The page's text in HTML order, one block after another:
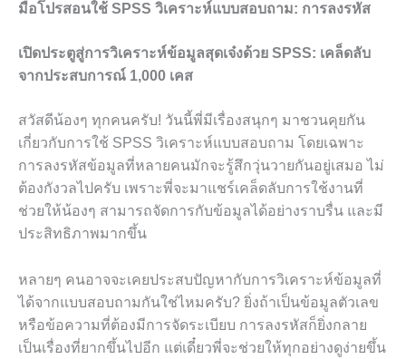
มือโปรสอนใช้ SPSS วิเคราะห์แบบสอบถาม: การลงรหัส
เปิดประตูสู่การวิเคราะห์ข้อมูลสุดเจ๋งด้วย SPSS: เคล็ดลับ
จากประสบการณ์ 1,000 เคส
สวัสดีน้องๆ ทุกคนครับ! วันนี้พี่มีเรื่องสนุกๆ มาชวนคุยกัน
เกี่ยวกับการใช้ SPSS วิเคราะห์แบบสอบถาม โดยเฉพาะ
การลงรหัสข้อมูลที่หลายคนมักจะรู้สึกวุ่นวายกันอยู่เสมอ ไม่
ต้องกังวลไปครับ เพราะพี่จะมาแชร์เคล็ดลับการใช้งานที่
ช่วยให้น้องๆ สามารถจัดการกับข้อมูลได้อย่างราบรื่น และมี
ประสิทธิภาพมากขึ้น
หลายๆ คนอาจจะเคยประสบปัญหากับการวิเคราะห์ข้อมูลที่
ได้จากแบบสอบถามกันใช่ไหมครับ? ยิ่งถ้าเป็นข้อมูลตัวเลข
หรือข้อความที่ต้องมีการจัดระเบียบ การลงรหัสก็ยิ่งกลาย
เป็นเรื่องที่ยากขึ้นไปอีก แต่เดี๋ยวพี่จะช่วยให้ทุกอย่างดูง่ายขึ้น